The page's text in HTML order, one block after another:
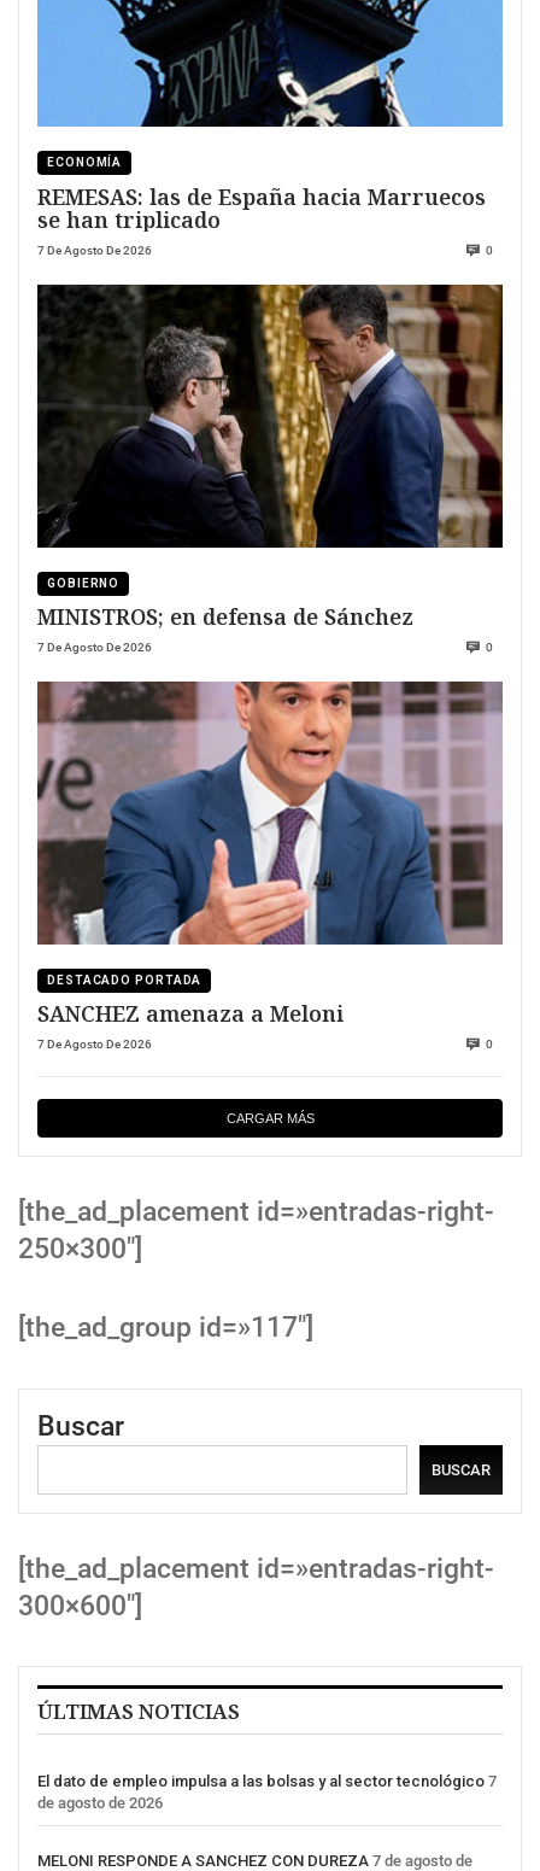
ECONOMÍA
REMESAS: las de España hacia Marruecos
se han triplicado
7 De Agosto De 2026 0
GOBIERNO
MINISTROS; en defensa de Sánchez
7 De Agosto De 2026 0
DESTACADO PORTADA
SANCHEZ amenaza a Meloni
7 De Agosto De 2026 0
CARGAR MÁS
[the_ad_placement id=»entradas-right-
250×300″]
[the_ad_group id=»117″]
Buscar
BUSCAR
[the_ad_placement id=»entradas-right-
300×600″]
ÚLTIMAS NOTICIAS
El dato de empleo impulsa a las bolsas y al sector tecnológico 7
de agosto de 2026
MELONI RESPONDE A SANCHEZ CON DUREZA 7 de agosto de